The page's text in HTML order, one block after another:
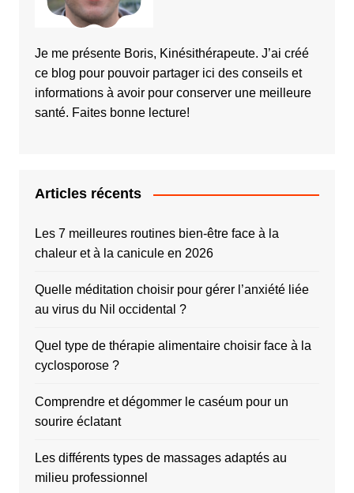
Je me présente Boris, Kinésithérapeute. J’ai créé
ce blog pour pouvoir partager ici des conseils et
informations à avoir pour conserver une meilleure
santé. Faites bonne lecture!
Articles récents
Les 7 meilleures routines bien-être face à la
chaleur et à la canicule en 2026
Quelle méditation choisir pour gérer l’anxiété liée
au virus du Nil occidental ?
Quel type de thérapie alimentaire choisir face à la
cyclosporose ?
Comprendre et dégommer le caséum pour un
sourire éclatant
Les différents types de massages adaptés au
milieu professionnel